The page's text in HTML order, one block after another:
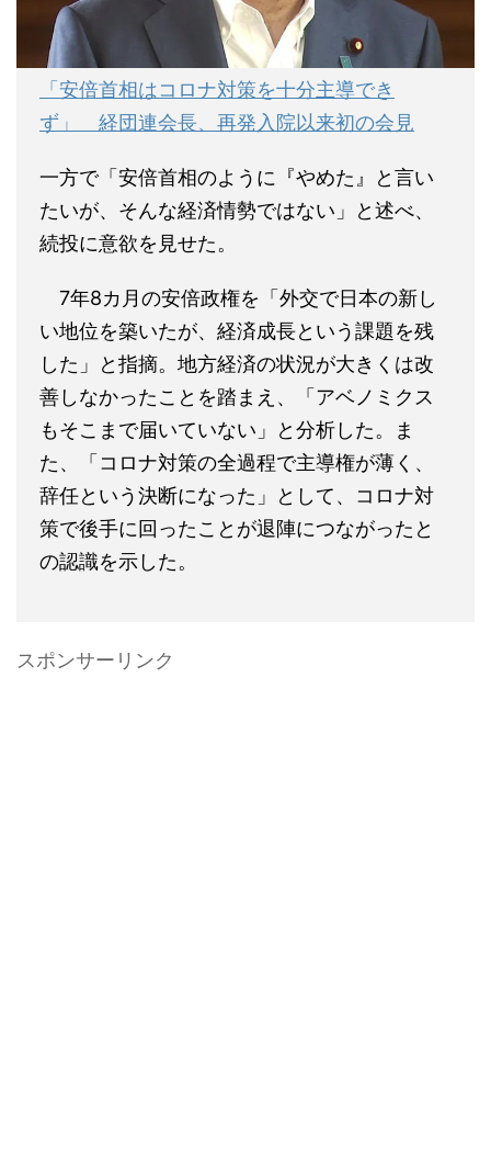
「安倍首相はコロナ対策を十分主導でき
ず」 経団連会長、再発入院以来初の会見
一方で「安倍首相のように『やめた』と言い
たいが、そんな経済情勢ではない」と述べ、
続投に意欲を見せた。
7年8カ月の安倍政権を「外交で日本の新し
い地位を築いたが、経済成長という課題を残
した」と指摘。地方経済の状況が大きくは改
善しなかったことを踏まえ、「アベノミクス
もそこまで届いていない」と分析した。ま
た、「コロナ対策の全過程で主導権が薄く、
辞任という決断になった」として、コロナ対
策で後手に回ったことが退陣につながったと
の認識を示した。
スポンサーリンク